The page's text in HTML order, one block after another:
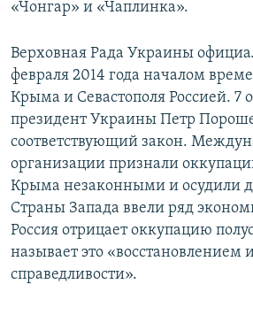
«Чонгар» и «Чаплинка».
Верховная Рада Украины
февраля 2014 года началом
Крыма и Севастополя Россией. 7
президент Украины Петр
соответствующий закон.
организации признали
Крыма незаконными и осудили
Страны Запада ввели ряд
Россия отрицает оккупацию
называет это «восстановлением
справедливости».